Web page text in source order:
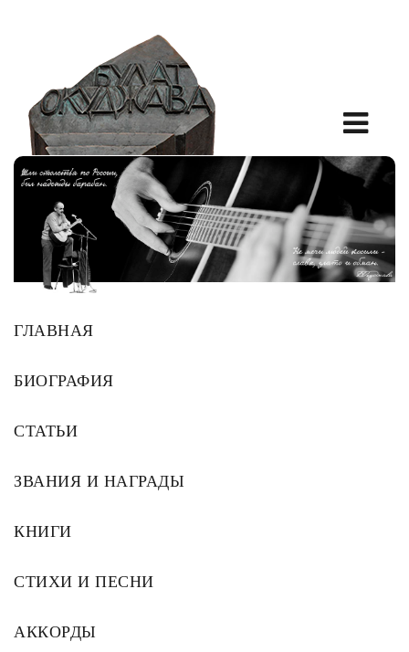
ГЛАВНАЯ
БИОГРАФИЯ
СТАТЬИ
ЗВАНИЯ И НАГРАДЫ
КНИГИ
СТИХИ И ПЕСНИ
АККОРДЫ